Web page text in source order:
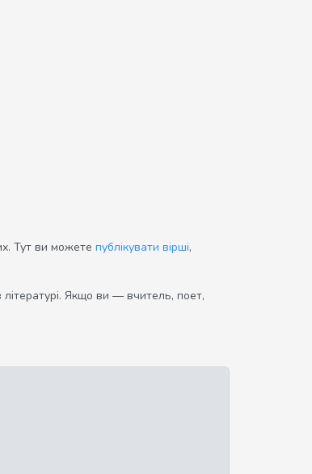
Тут ви можете публікувати вірші,
Якщо ви — вчитель, поет,